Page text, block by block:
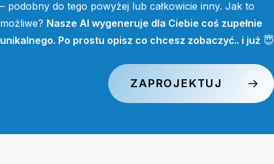
– podobny do tego powyżej lub całkowicie inny. Jak to
możliwe? Nasze AI wygeneruje dla Ciebie coś zupełnie
unikalnego. Po prostu opisz co chcesz zobaczyć.. i już 😇
ZAPROJEKTUJ